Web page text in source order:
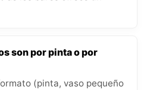
son por pinta o por
(pinta, vaso pequeño